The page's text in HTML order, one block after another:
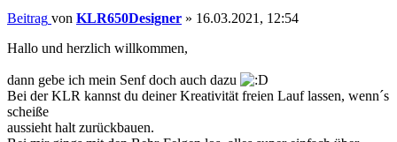
Beitrag von KLR650Designer » 16.03.2021, 12:54
Hallo und herzlich willkommen,
dann gebe ich mein Senf doch auch dazu
Bei der KLR kannst du deiner Kreativität freien Lauf lassen, wenn´s
scheiße
aussieht halt zurückbauen.